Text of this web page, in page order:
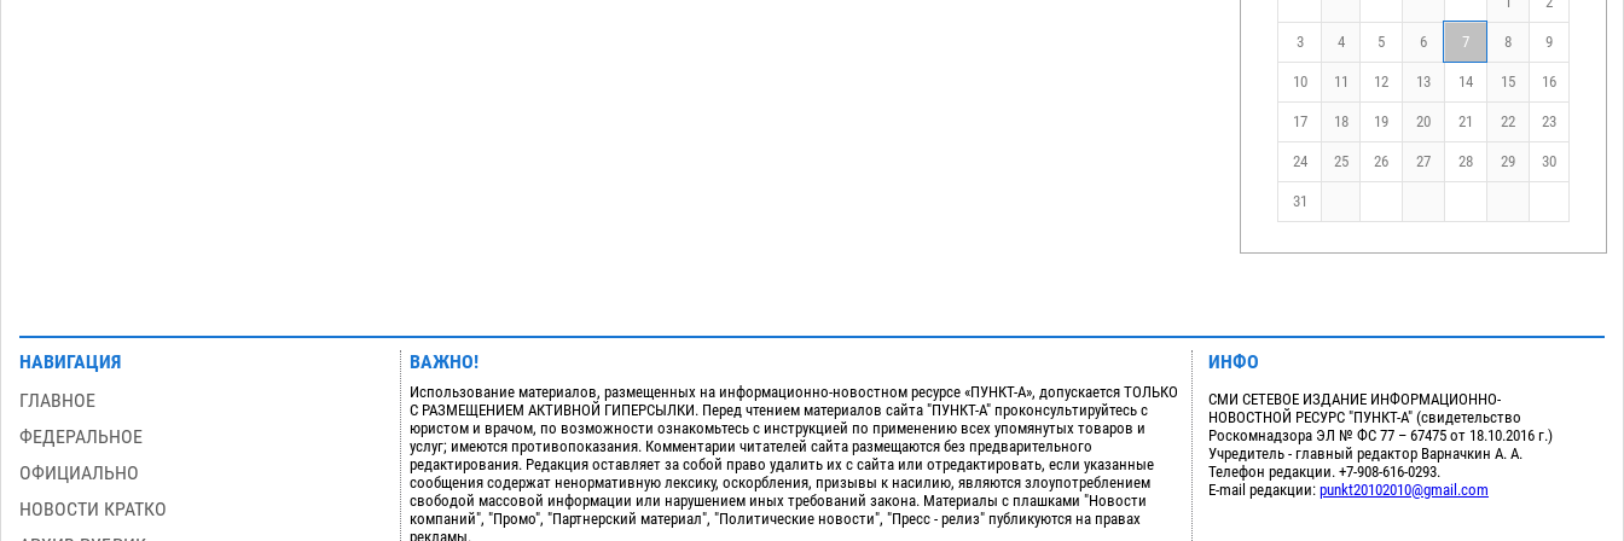
3 4 5 6 7 8 9
10 11 12 13 14 15 16
17 18 19 20 21 22 23
24 25 26 27 28 29 30
31
НАВИГАЦИЯ
ГЛАВНОЕ
ФЕДЕРАЛЬНОЕ
ОФИЦИАЛЬНО
НОВОСТИ КРАТКО
ВАЖНО!
Использование материалов, размещенных на информационно-новостном ресурсе «ПУНКТ-А», допускается ТОЛЬКО
С РАЗМЕЩЕНИЕМ АКТИВНОЙ ГИПЕРСЫЛКИ. Перед чтением материалов сайта "ПУНКТ-А" проконсультируйтесь с
юристом и врачом, по возможности ознакомьтесь с инструкцией по применению всех упомянутых товаров и
услуг; имеются противопоказания. Комментарии читателей сайта размещаются без предварительного
редактирования. Редакция оставляет за собой право удалить их с сайта или отредактировать, если указанные
сообщения содержат ненормативную лексику, оскорбления, призывы к насилию, являются злоупотреблением
свободой массовой информации или нарушением иных требований закона. Материалы с плашками "Новости
компаний", "Промо", "Партнерский материал", "Политические новости", "Пресс - релиз" публикуются на правах
рекламы.
ИНФО
СМИ СЕТЕВОЕ ИЗДАНИЕ ИНФОРМАЦИОННО-
НОВОСТНОЙ РЕСУРС "ПУНКТ-А" (свидетельство
Роскомнадзора ЭЛ № ФС 77 – 67475 от 18.10.2016 г.)
Учредитель - главный редактор Варначкин А. А.
Телефон редакции. +7-908-616-0293.
E-mail редакции: punkt20102010@gmail.com